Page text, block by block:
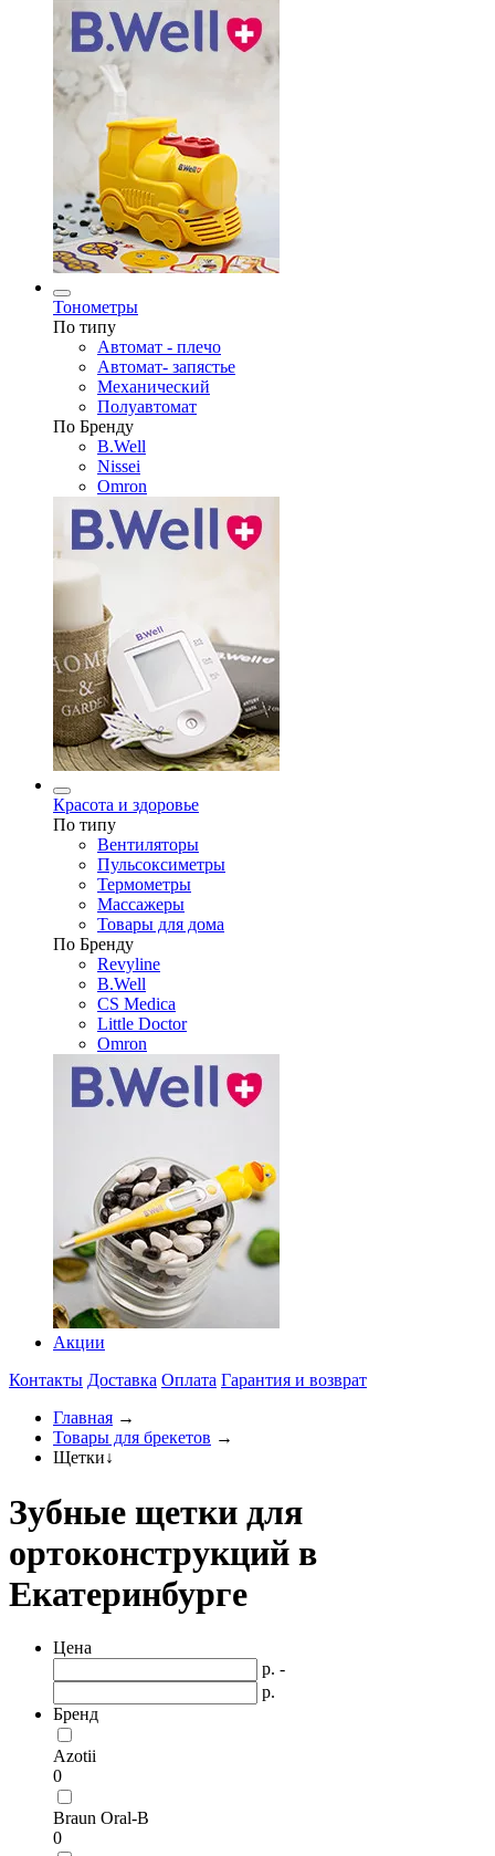
Тонометры
По типу
Автомат - плечо
Автомат- запястье
Механический
Полуавтомат
По Бренду
B.Well
Nissei
Omron
Красота и здоровье
По типу
Вентиляторы
Пульсоксиметры
Термометры
Массажеры
Товары для дома
По Бренду
Revyline
B.Well
CS Medica
Little Doctor
Omron
Акции
Контакты Доставка Оплата Гарантия и возврат
Главная →
Товары для брекетов →
Щетки↓
Зубные щетки для
ортоконструкций в
Екатеринбурге
Цена
р. -
р.
Бренд
Azotii
0
Braun Oral-B
0